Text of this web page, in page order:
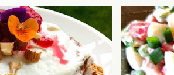
САЛАТИ